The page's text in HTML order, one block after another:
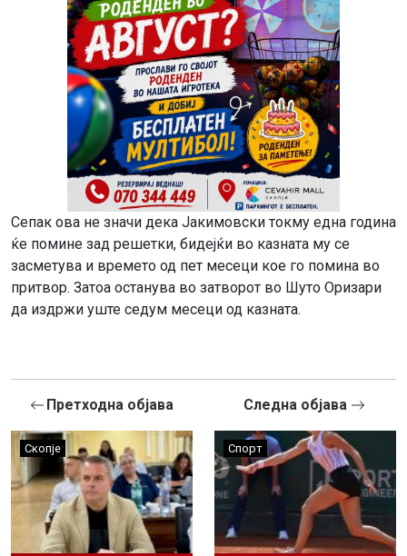
Сепак ова не значи дека Јакимовски токму една година
ќе помине зад решетки, бидејќи во казната му се
засметува и времето од пет месеци кое го помина во
притвор. Затоа останува во затворот во Шуто Оризари
да издржи уште седум месеци од казната.
Претходна објава
Скопје
Следна објава
Спорт